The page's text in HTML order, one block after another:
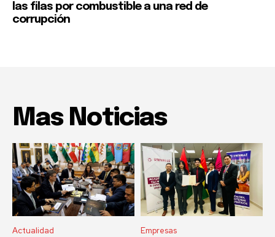
las filas por combustible a una red de
corrupción
Mas Noticias
Actualidad Empresas